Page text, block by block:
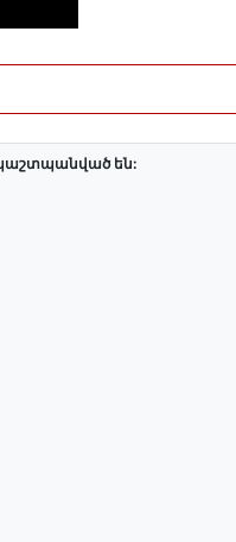
պաշտպանված են: